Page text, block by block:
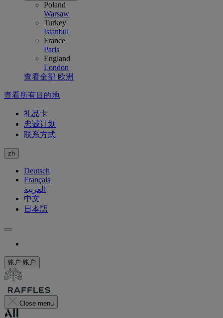
Poland
Warsaw
Turkey
Istanbul
France
Paris
England
London
查看全部 欧洲
查看所有目的地
礼品卡
忠诚计划
联系方式
zh
Deutsch
Français
العربية
中文
日本語
账户 账户
Close menu